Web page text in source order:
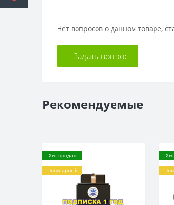
Нет вопросов о данном товаре,
+ Задать вопрос
Рекомендуемые
Хит продаж
Популярный